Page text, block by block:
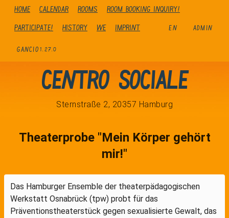
Home Calendar Rooms
Room booking inquiry!
Participate!
history We Imprint EN ADMIN
GANCIO 1.27.0
Centro Sociale
Sternstraße 2, 20357 Hamburg
Theaterprobe "Mein Körper gehört
mir!"
Das Hamburger Ensemble der theaterpädagogischen
Werkstatt Osnabrück (tpw) probt für das
Präventionstheaterstück gegen sexualisierte Gewalt, das